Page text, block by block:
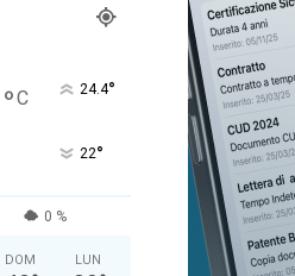
°C 24.4°
22°
0 %
DOM LUN